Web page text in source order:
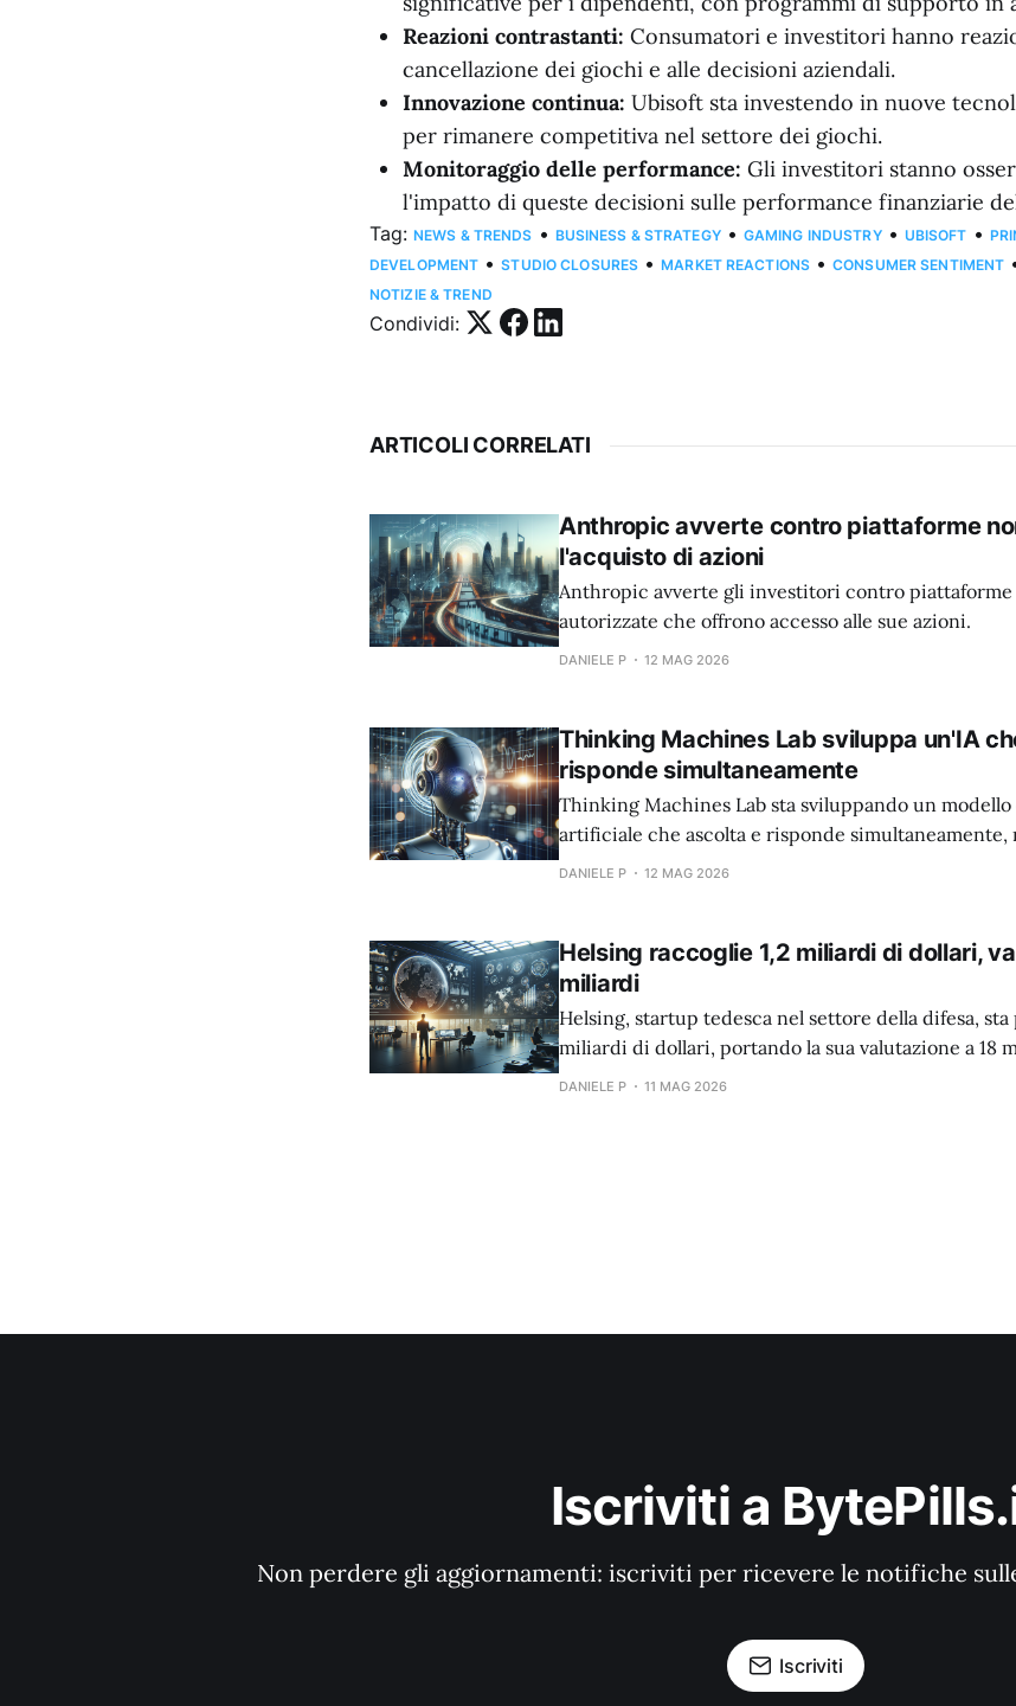
Reazioni contrastanti: Consumatori e investitori hanno
cancellazione dei giochi e alle decisioni aziendali.
Innovazione continua: Ubisoft sta investendo in nuove
per rimanere competitiva nel settore dei giochi.
Monitoraggio delle performance: Gli investitori stanno
l'impatto di queste decisioni sulle performance finanziarie
Tag: NEWS & TRENDS • BUSINESS & STRATEGY • GAMING INDUSTRY • UBISOFT •
DEVELOPMENT • STUDIO CLOSURES • MARKET REACTIONS • CONSUMER SENTIMENT
NOTIZIE & TREND
Condividi:
ARTICOLI CORRELATI
Anthropic avverte contro piattaforme
l'acquisto di azioni
Anthropic avverte gli investitori contro piattaforme
autorizzate che offrono accesso alle sue azioni.
DANIELE P 12 MAG 2026
Thinking Machines Lab sviluppa un'IA
risponde simultaneamente
Thinking Machines Lab sta sviluppando un
artificiale che ascolta e risponde
l'interazione uomo-macchina.
DANIELE P 12 MAG 2026
Helsing raccoglie 1,2 miliardi di dollari,
miliardi
Helsing, startup tedesca nel settore della difesa,
miliardi di dollari, portando la sua valutazione a 18
DANIELE P 11 MAG 2026
Iscriviti a
Non perdere gli aggiornamenti: iscriviti per ricevere le notifiche
Iscriviti